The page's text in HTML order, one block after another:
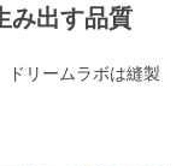
み出す品質
ドリームラボは縫製